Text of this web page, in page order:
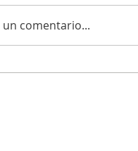
un comentario...